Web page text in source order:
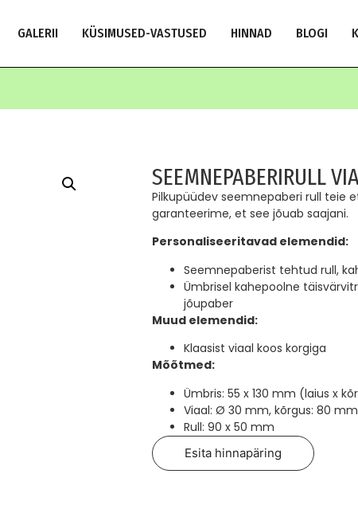
GALERII KÜSIMUSED-VASTUSED HINNAD BLOGI
SEEMNEPABERIRULL
Pilkupüüdev seemnepaberi rull teie
garanteerime, et see jõuab saajani.
Personaliseeritavad elemendid:
Seemnepaberist tehtud rull,
Ümbrisel kahepoolne
jõupaber
Muud elemendid:
Klaasist viaal koos korgiga
Mõõtmed:
Ümbris: 55 x 130 mm (laius x
Viaal: Ø 30 mm, kõrgus: 80 mm
Rull: 90 x 50 mm
Esita hinnapäring